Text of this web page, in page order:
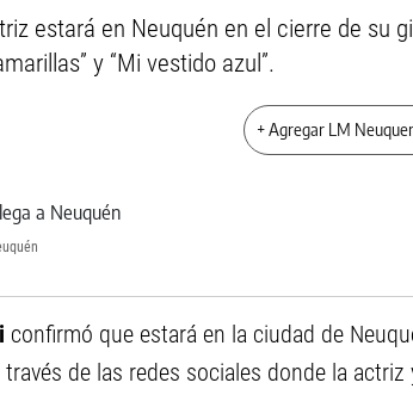
estará en Neuquén en el cierre de su
y “Mi vestido azul”.
+ Agregar LM
confirmó que estará en la ciudad de
de las redes sociales donde la